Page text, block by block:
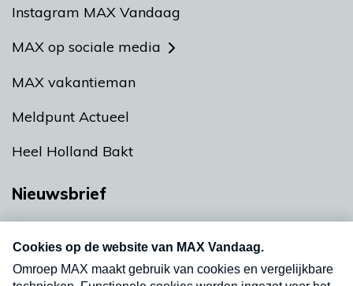
Instagram MAX Vandaag
MAX op sociale media
MAX vakantieman
Meldpunt Actueel
Heel Holland Bakt
Nieuwsbrief
nieuwsbrief. Elke vrijdag- en dinsdagochtend in
uw mailbox.